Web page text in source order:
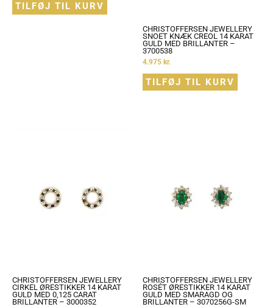
TILFØJ TIL KURV
CHRISTOFFERSEN JEWELLERY
SNOET KNÆK CREOL 14 KARAT
GULD MED BRILLANTER –
3700538
4.975 kr.
TILFØJ TIL KURV
CHRISTOFFERSEN JEWELLERY
CIRKEL ØRESTIKKER 14 KARAT
GULD MED 0,125 CARAT
BRILLANTER – 3000352
CHRISTOFFERSEN JEWELLERY
ROSÉT ØRESTIKKER 14 KARAT
GULD MED SMARAGD OG
BRILLANTER – 3070256G-SM